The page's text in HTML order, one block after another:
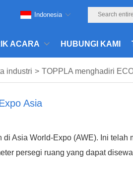
ACARA HUBUNGI KAMI
Indonesia
industri > TOPPLA menghadiri
Asia
Asia World-Expo (AWE). Ini telah
persegi ruang yang dapat